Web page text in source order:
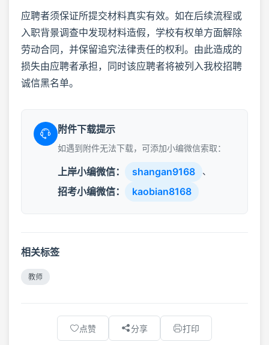
应聘者须保证所提交材料真实有效。如在后续流程或
入职背景调查中发现材料造假，学校有权单方面解除
劳动合同，并保留追究法律责任的权利。由此造成的
损失由应聘者承担，同时该应聘者将被列入我校招聘
诚信黑名单。
附件下载提示
如遇到附件无法下载，可添加小编微信索取：
上岸小编微信： shangan9168 、
招考小编微信： kaobian8168
相关标签
教师
点赞 分享 打印